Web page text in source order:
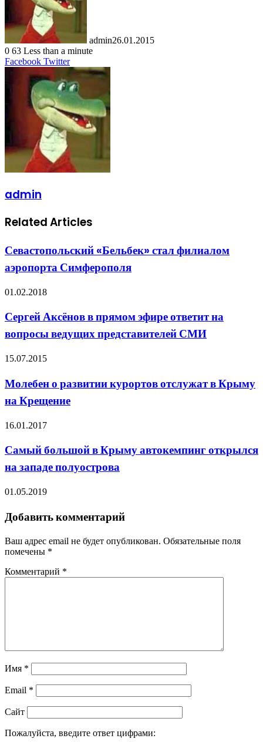
admin26.01.2015
0 63 Less than a minute
Facebook TwitterLinkedIn
Tumblr
Pinterest
Reddit
VKontakte
Share
via
Email
Print
admin
Related Articles
Севастопольский «Бельбек» стал филиалом
аэропорта Симферополя
01.02.2018
Сергей Аксёнов в прямом эфире ответит на
вопросы ведущих представителей СМИ
15.07.2015
Молебен о развитии курортов отслужат в Крыму
на Крещение
16.01.2017
Самый большой в Крыму автокемпинг открылся
на западе полуострова
01.05.2019
Добавить комментарий
Ваш адрес email не будет опубликован. Обязательные поля
помечены *
Комментарий *
Имя *
Email *
Сайт
Пожалуйста, введите ответ цифрами: